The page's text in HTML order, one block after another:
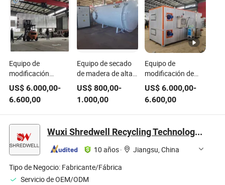
Equipo de
modificación
insecticida de
superficie de
madera a alta
temperatura y
vacío de Junxu
para
procesamiento
profesional de
madera y
rendimiento estable
US$6.000,00-
6.600,00
Equipo de secado
de madera de alta
frecuencia de alta
gama para ébano
africano
US$ 800,00-
1.000,00
Equipo de
modificación de
madera estable a
alta temperatura
para teca y merbau
US$ 6.000,00-
6.600,00
Wuxi Shredwell Recycling Technology Co., Ltd.
10 años·
Jiangsu, China
Tipo de Negocio: Fabricante/Fábrica
Servicio de OEM/ODM